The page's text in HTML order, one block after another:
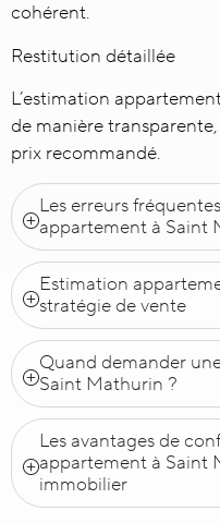
cohérent.
Restitution détaillée
L’estimation
de manière
prix recommandé.
Les erreurs
appartement à Saint
Estimation
stratégie de vente
Quand demander
Saint Mathurin ?
Les avantages de
appartement à Saint
immobilier